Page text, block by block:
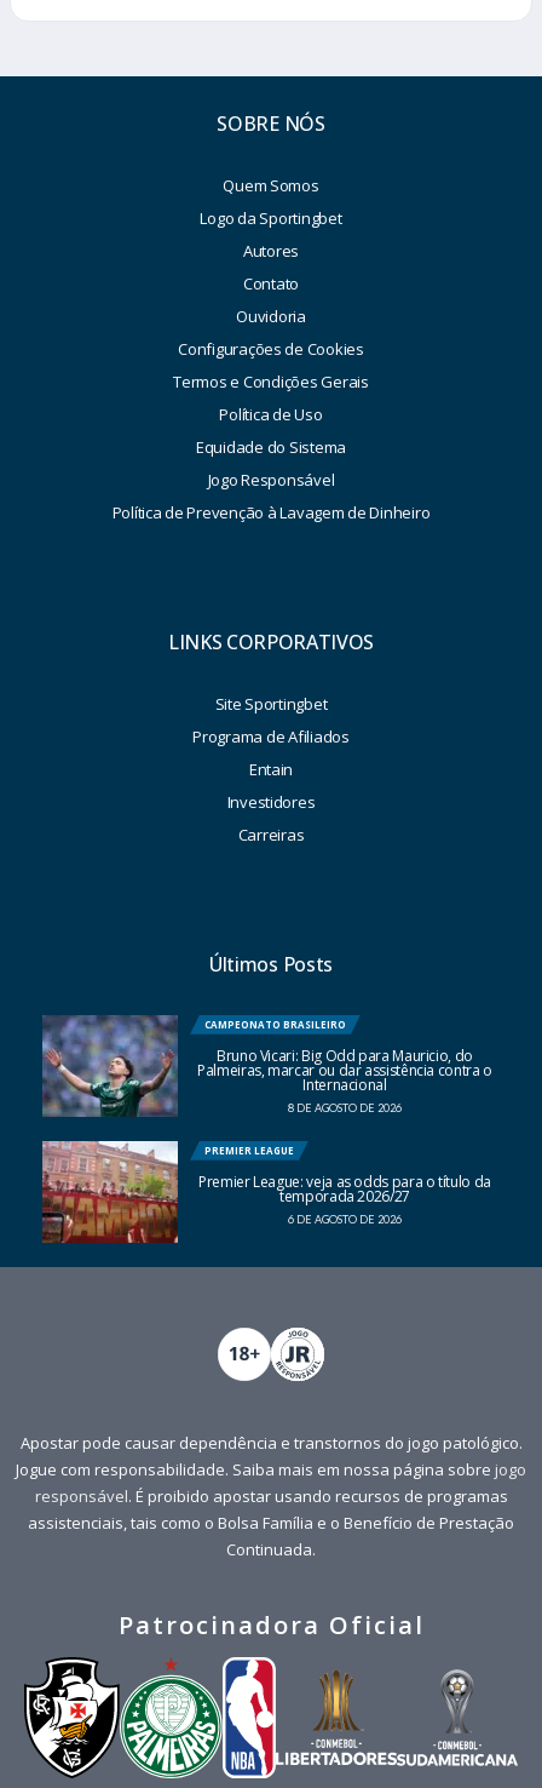
SOBRE NÓS
Quem Somos
Logo da Sportingbet
Autores
Contato
Ouvidoria
Configurações de Cookies
Termos e Condições Gerais
Política de Uso
Equidade do Sistema
Jogo Responsável
Política de Prevenção à Lavagem de Dinheiro
LINKS CORPORATIVOS
Site Sportingbet
Programa de Afiliados
Entain
Investidores
Carreiras
Últimos Posts
CAMPEONATO BRASILEIRO
Bruno Vicari: Big Odd para Mauricio, do
Palmeiras, marcar ou dar assistência contra o
Internacional
8 DE AGOSTO DE 2026
PREMIER LEAGUE
Premier League: veja as odds para o título da
temporada 2026/27
6 DE AGOSTO DE 2026
Apostar pode causar dependência e transtornos do jogo patológico.
Jogue com responsabilidade. Saiba mais em nossa página sobre jogo
responsável. É proibido apostar usando recursos de programas
assistenciais, tais como o Bolsa Família e o Benefício de Prestação
Continuada.
Patrocinadora Oficial